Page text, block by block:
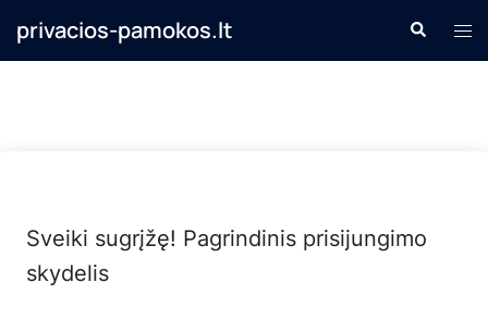
privacios-pamokos.lt Search
Sveiki sugrįžę! Pagrindinis prisijungimo
skydelis